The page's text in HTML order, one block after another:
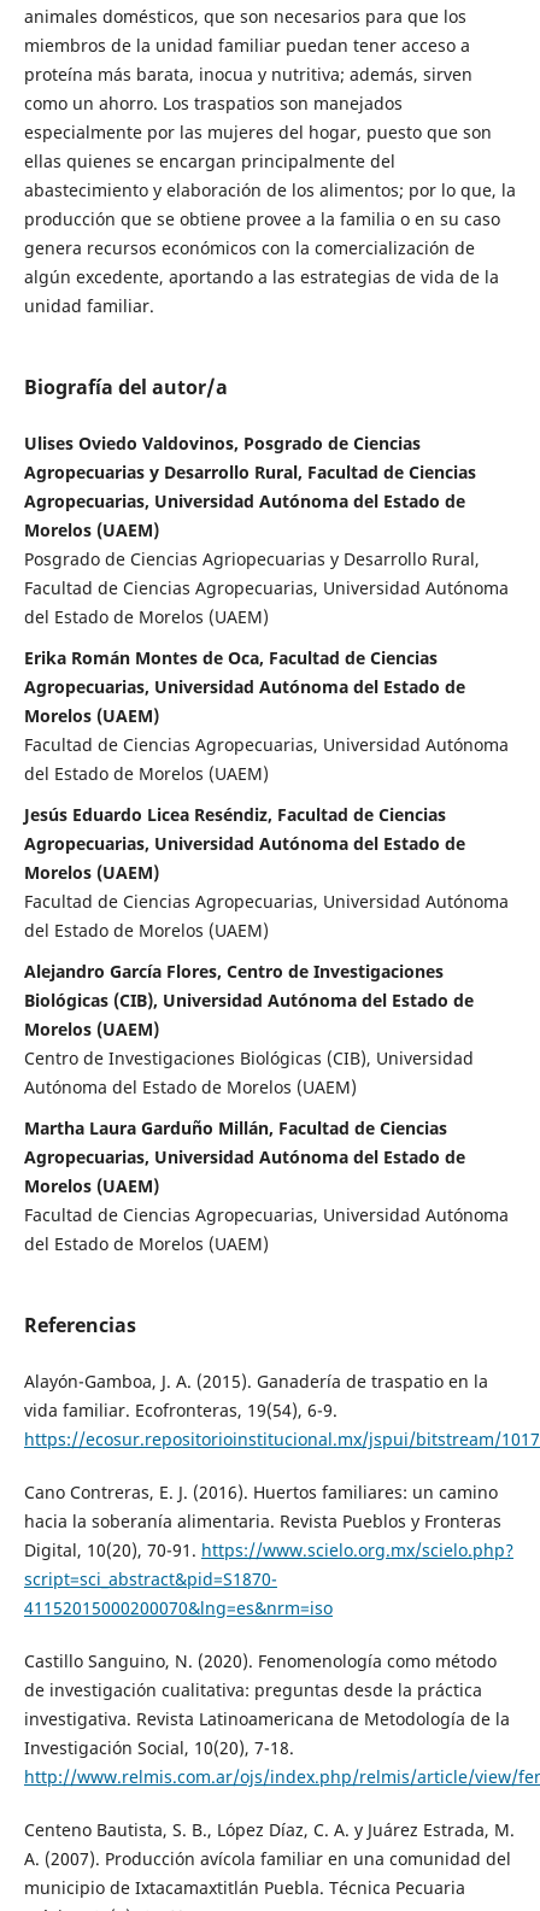
animales domésticos, que son necesarios para que los
miembros de la unidad familiar puedan tener acceso a
proteína más barata, inocua y nutritiva; además, sirven
como un ahorro. Los traspatios son manejados
especialmente por las mujeres del hogar, puesto que son
ellas quienes se encargan principalmente del
abastecimiento y elaboración de los alimentos; por lo que, la
producción que se obtiene provee a la familia o en su caso
genera recursos económicos con la comercialización de
algún excedente, aportando a las estrategias de vida de la
unidad familiar.
Biografía del autor/a
Ulises Oviedo Valdovinos, Posgrado de Ciencias
Agropecuarias y Desarrollo Rural, Facultad de Ciencias
Agropecuarias, Universidad Autónoma del Estado de
Morelos (UAEM)
Posgrado de Ciencias Agriopecuarias y Desarrollo Rural,
Facultad de Ciencias Agropecuarias, Universidad Autónoma
del Estado de Morelos (UAEM)
Erika Román Montes de Oca, Facultad de Ciencias
Agropecuarias, Universidad Autónoma del Estado de
Morelos (UAEM)
Facultad de Ciencias Agropecuarias, Universidad Autónoma
del Estado de Morelos (UAEM)
Jesús Eduardo Licea Reséndiz, Facultad de Ciencias
Agropecuarias, Universidad Autónoma del Estado de
Morelos (UAEM)
Facultad de Ciencias Agropecuarias, Universidad Autónoma
del Estado de Morelos (UAEM)
Alejandro García Flores, Centro de Investigaciones
Biológicas (CIB), Universidad Autónoma del Estado de
Morelos (UAEM)
Centro de Investigaciones Biológicas (CIB), Universidad
Autónoma del Estado de Morelos (UAEM)
Martha Laura Garduño Millán, Facultad de Ciencias
Agropecuarias, Universidad Autónoma del Estado de
Morelos (UAEM)
Facultad de Ciencias Agropecuarias, Universidad Autónoma
del Estado de Morelos (UAEM)
Referencias
Alayón-Gamboa, J. A. (2015). Ganadería de traspatio en la
vida familiar. Ecofronteras, 19(54), 6-9.
https://ecosur.repositorioinstitucional.mx/jspui/bitstream/
Cano Contreras, E. J. (2016). Huertos familiares: un camino
hacia la soberanía alimentaria. Revista Pueblos y Fronteras
Digital, 10(20), 70-91. https://www.scielo.org.mx/scielo.php?
script=sci_abstract&pid=S1870-
41152015000200070&lng=es&nrm=iso
Castillo Sanguino, N. (2020). Fenomenología como método
de investigación cualitativa: preguntas desde la práctica
investigativa. Revista Latinoamericana de Metodología de la
Investigación Social, 10(20), 7-18.
http://www.relmis.com.ar/ojs/index.php/relmis/article/view/
Centeno Bautista, S. B., López Díaz, C. A. y Juárez Estrada, M.
A. (2007). Producción avícola familiar en una comunidad del
municipio de Ixtacamaxtitlán Puebla. Técnica Pecuaria